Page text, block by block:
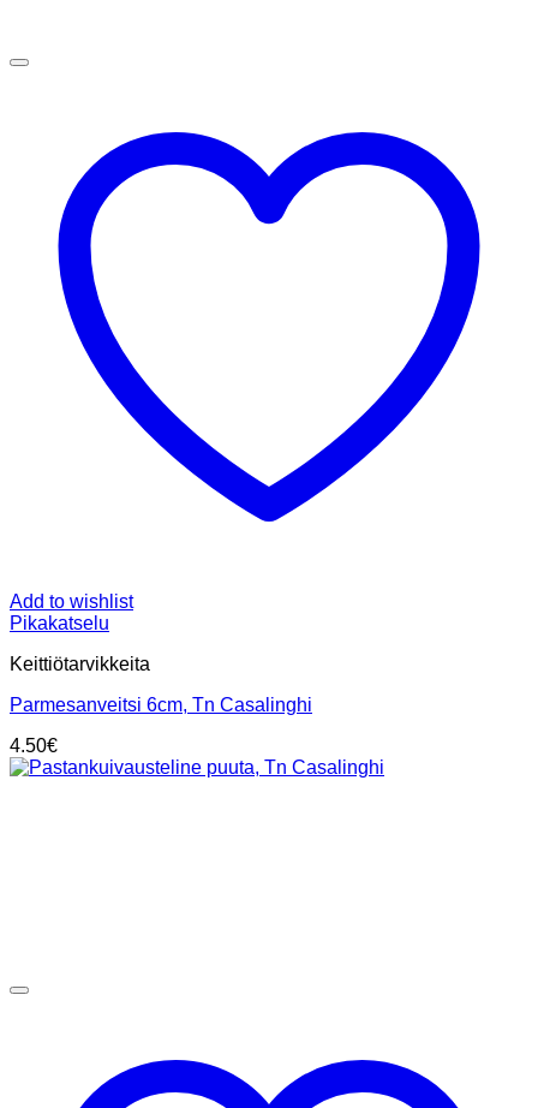
Add to wishlist
Pikakatselu
Keittiötarvikkeita
Parmesanveitsi 6cm, Tn Casalinghi
4.50€